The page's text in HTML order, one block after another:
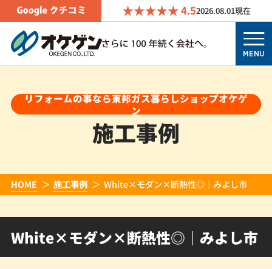
4.52026.08.01現在
MENU
リフォームの事なら東邦ガス暮らしショップオケゲ
ン
施工事例
HOME 施工事例 White×モダン×断熱性◎｜みよし市
White×モダン×断熱性◎｜みよし市